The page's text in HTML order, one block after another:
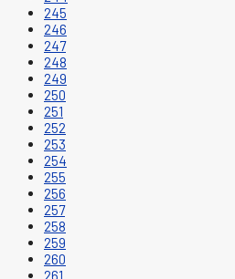
245
246
247
248
249
250
251
252
253
254
255
256
257
258
259
260